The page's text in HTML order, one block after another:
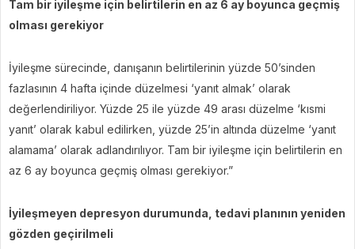
Tam bir iyileşme için belirtilerin en az 6 ay boyunca geçmiş
olması gerekiyor
İyileşme sürecinde, danışanın belirtilerinin yüzde 50’sinden
fazlasının 4 hafta içinde düzelmesi ‘yanıt almak’ olarak
değerlendiriliyor. Yüzde 25 ile yüzde 49 arası düzelme ‘kısmi
yanıt’ olarak kabul edilirken, yüzde 25’in altında düzelme ‘yanıt
alamama’ olarak adlandırılıyor. Tam bir iyileşme için belirtilerin en
az 6 ay boyunca geçmiş olması gerekiyor.”
İyileşmeyen depresyon durumunda, tedavi planının yeniden
gözden geçirilmeli